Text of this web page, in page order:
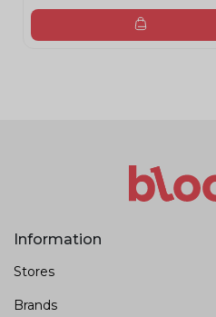
Information
Stores
Brands